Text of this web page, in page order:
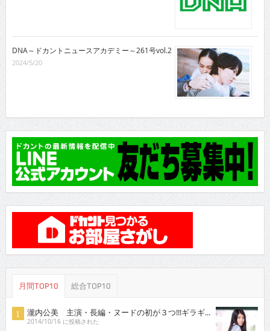
DNA～ドカントニュースアカデミー～261号vol.2
2024/5/20
月間TOP10 総合TOP10
瀧内公美 主演・長編・ヌードの初が３つ!!!ギラギ...
2014/10/16 に投稿された